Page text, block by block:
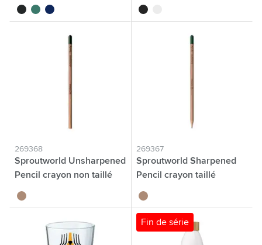
noir vert bleu marine noir
269368
Sproutworld Unsharpened
Pencil crayon non taillé
brun bois
269367
Sproutworld Sharpened
Pencil crayon taillé
brun bois
Fin de série